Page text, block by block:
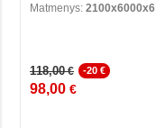
Matmenys: 2100x6000x6
118,00€ -20 €
98,00 €